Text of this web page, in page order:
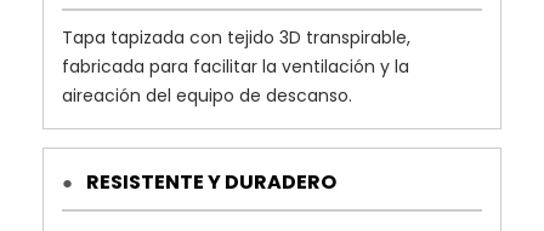
Tapa tapizada con tejido 3D transpirable,
fabricada para facilitar la ventilación y la
aireación del equipo de descanso.
● RESISTENTE Y DURADERO